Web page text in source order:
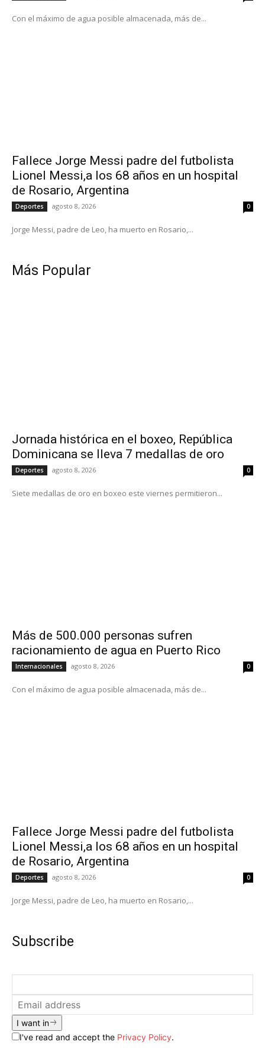
Con el máximo de agua posible almacenada, más de...
Fallece Jorge Messi padre del futbolista
Lionel Messi,a los 68 años en un hospital
de Rosario, Argentina
Deportes agosto 8, 2026 0
Jorge Messi, padre de Leo, ha muerto en Rosario,...
Más Popular
Jornada histórica en el boxeo, República
Dominicana se lleva 7 medallas de oro
Deportes agosto 8, 2026 0
Siete medallas de oro en boxeo este viernes permitieron...
Más de 500.000 personas sufren
racionamiento de agua en Puerto Rico
Internacionales agosto 8, 2026 0
Con el máximo de agua posible almacenada, más de...
Fallece Jorge Messi padre del futbolista
Lionel Messi,a los 68 años en un hospital
de Rosario, Argentina
Deportes agosto 8, 2026 0
Jorge Messi, padre de Leo, ha muerto en Rosario,...
Subscribe
I want in
I've read and accept the Privacy Policy.